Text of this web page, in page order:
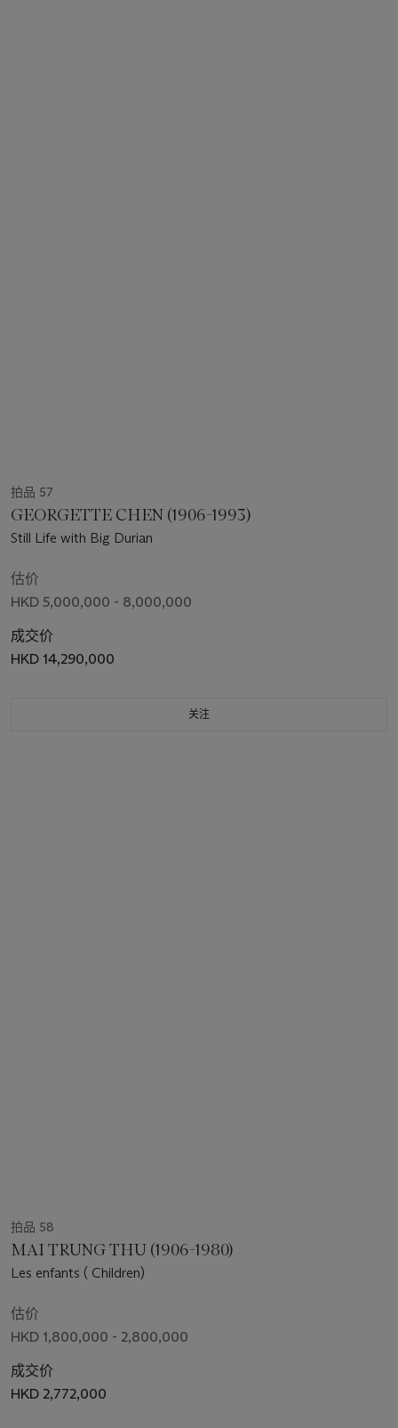
拍品 57
GEORGETTE CHEN (1906-1993)
Still Life with Big Durian
估价
HKD 5,000,000 - 8,000,000
成交价
HKD 14,290,000
关注
拍品 58
MAI TRUNG THU (1906-1980)
Les enfants ( Children)
估价
HKD 1,800,000 - 2,800,000
成交价
HKD 2,772,000